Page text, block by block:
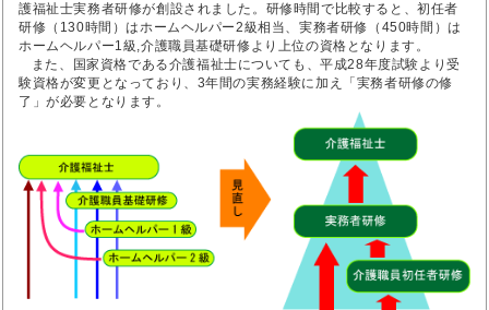
護福祉士実務者研修が創設されました。研修時間で比較すると、初任者
研修（130時間）はホームヘルパー2級相当、実務者研修（450時間）は
ホームヘルパー1級,介護職員基礎研修より上位の資格となります。
また、国家資格である介護福祉士についても、平成28年度試験より受
験資格が変更となっており、3年間の実務経験に加え「実務者研修の修
了」が必要となります。